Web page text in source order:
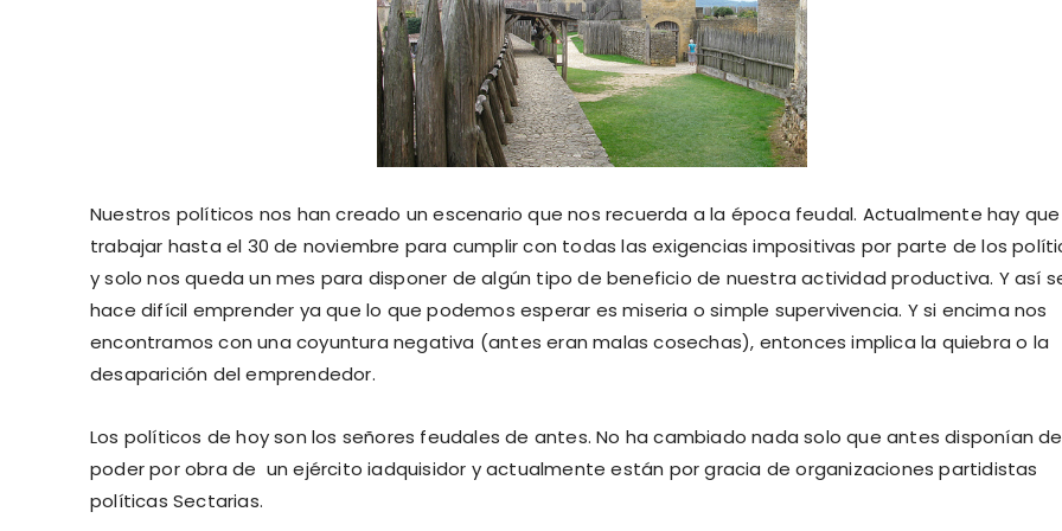
Nuestros políticos nos han creado un escenario que nos recuerda a la época feudal. Actualmente hay que
trabajar hasta el 30 de noviembre para cumplir con todas las exigencias impositivas por parte de los
y solo nos queda un mes para disponer de algún tipo de beneficio de nuestra actividad productiva. Y así
hace difícil emprender ya que lo que podemos esperar es miseria o simple supervivencia. Y si encima nos
encontramos con una coyuntura negativa (antes eran malas cosechas), entonces implica la quiebra o la
desaparición del emprendedor.
Los políticos de hoy son los señores feudales de antes. No ha cambiado nada solo que antes disponían
poder por obra de un ejército iadquisidor y actualmente están por gracia de organizaciones partidistas
políticas Sectarias.